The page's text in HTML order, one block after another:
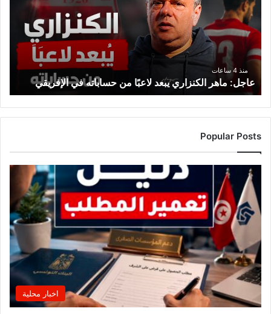
يبعد
لاعبًا
من
حساباته
في
الإفريقي
منذ 4 ساعات
عاجل: ماهر الكنزاري يبعد لاعبًا من حساباته في الإفريقي
Popular Posts
اخبار محلية